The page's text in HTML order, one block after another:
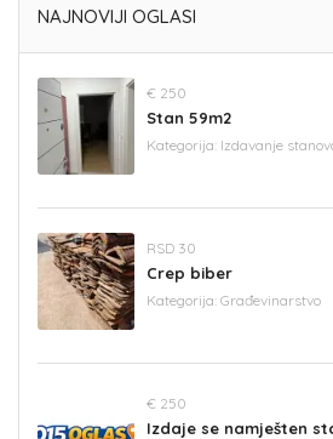
NAJNOVIJI OGLASI
€ 250
Stan 59m2
Kategorija: Izdavanje
RSD 30
Crep biber
Kategorija: Građevinarstvo
€ 250
Izdaje se namješten